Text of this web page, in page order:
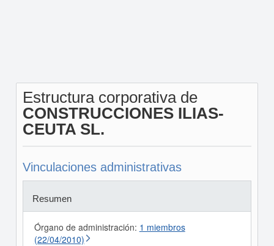
Estructura corporativa de
CONSTRUCCIONES ILIAS-
CEUTA SL.
Vinculaciones administrativas
Resumen
Órgano de administración: 1 miembros
(22/04/2010)